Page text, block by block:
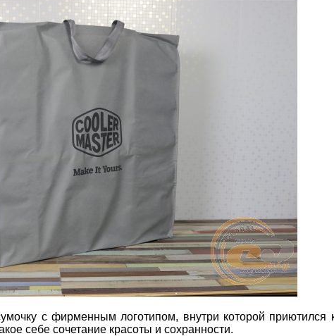
с фирменным логотипом, внутри которой приютился
себе сочетание красоты и сохранности.